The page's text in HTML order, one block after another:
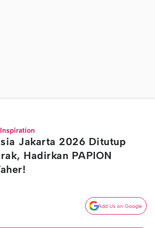
Inspiration
Jakarta 2026 Ditutup
Hadirkan PAPION
Add Us on Google